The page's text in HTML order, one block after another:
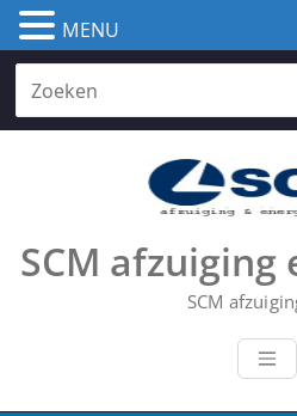
Skip
content
SCM
SCM
MENU